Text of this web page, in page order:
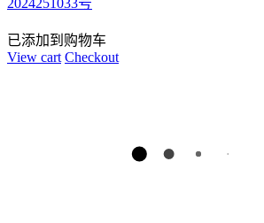
2024251033号
已添加到购物车
View cart Checkout